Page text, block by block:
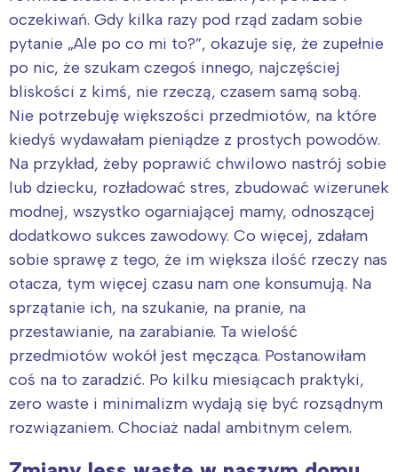
oczekiwań. Gdy kilka razy pod rząd zadam sobie
pytanie „Ale po co mi to?”, okazuje się, że zupełnie
po nic, że szukam czegoś innego, najczęściej
bliskości z kimś, nie rzeczą, czasem samą sobą.
Nie potrzebuję większości przedmiotów, na które
kiedyś wydawałam pieniądze z prostych powodów.
Na przykład, żeby poprawić chwilowo nastrój sobie
lub dziecku, rozładować stres, zbudować wizerunek
modnej, wszystko ogarniającej mamy, odnoszącej
dodatkowo sukces zawodowy. Co więcej, zdałam
sobie sprawę z tego, że im większa ilość rzeczy nas
otacza, tym więcej czasu nam one konsumują. Na
sprzątanie ich, na szukanie, na pranie, na
przestawianie, na zarabianie. Ta wielość
przedmiotów wokół jest męcząca. Postanowiłam
coś na to zaradzić. Po kilku miesiącach praktyki,
zero waste i minimalizm wydają się być rozsądnym
rozwiązaniem. Chociaż nadal ambitnym celem.